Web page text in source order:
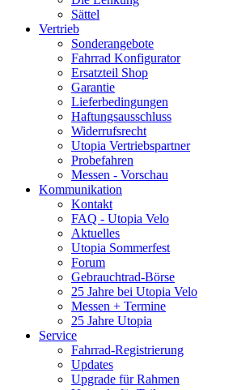
Sättel
Vertrieb
Sonderangebote
Fahrrad Konfigurator
Ersatzteil Shop
Garantie
Lieferbedingungen
Haftungsausschluss
Widerrufsrecht
Utopia Vertriebspartner
Probefahren
Messen - Vorschau
Kommunikation
Kontakt
FAQ - Utopia Velo
Aktuelles
Utopia Sommerfest
Forum
Gebrauchtrad-Börse
25 Jahre bei Utopia Velo
Messen + Termine
25 Jahre Utopia
Service
Fahrrad-Registrierung
Updates
Upgrade für Rahmen